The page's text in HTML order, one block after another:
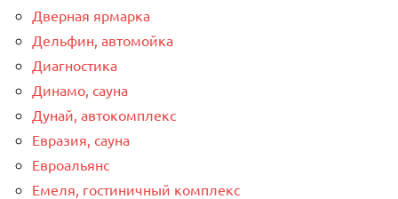
Дверная ярмарка
Дельфин, автомойка
Диагностика
Динамо, сауна
Дунай, автокомплекс
Евразия, сауна
Евроальянс
Емеля, гостиничный комплекс